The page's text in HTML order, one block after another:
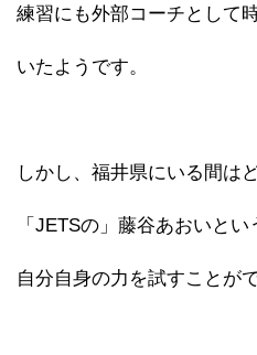
練習にも外部コーチとして
いたようです。
しかし、福井県にいる間は
「JETSの」藤谷あおいと
自分自身の力を試すことが